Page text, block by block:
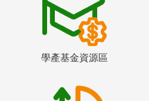
學產基金資源區